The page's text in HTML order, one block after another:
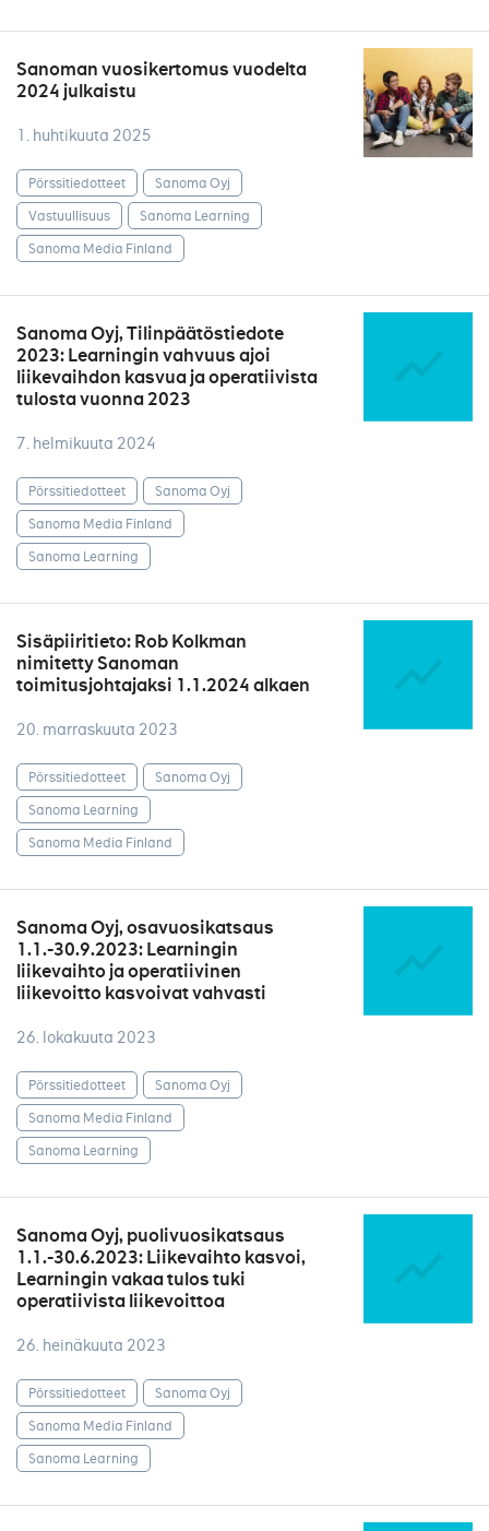
Sanoman vuosikertomus vuodelta
2024 julkaistu
1. huhtikuuta 2025
Pörssitiedotteet
Sanoma Oyj
Vastuullisuus
Sanoma Learning
Sanoma Media Finland
Sanoma Oyj, Tilinpäätöstiedote
2023: Learningin vahvuus ajoi
liikevaihdon kasvua ja operatiivista
tulosta vuonna 2023
7. helmikuuta 2024
Pörssitiedotteet
Sanoma Oyj
Sanoma Media Finland
Sanoma Learning
Sisäpiiritieto: Rob Kolkman
nimitetty Sanoman
toimitusjohtajaksi 1.1.2024 alkaen
20. marraskuuta 2023
Pörssitiedotteet
Sanoma Oyj
Sanoma Learning
Sanoma Media Finland
Sanoma Oyj, osavuosikatsaus
1.1.-30.9.2023: Learningin
liikevaihto ja operatiivinen
liikevoitto kasvoivat vahvasti
26. lokakuuta 2023
Pörssitiedotteet
Sanoma Oyj
Sanoma Media Finland
Sanoma Learning
Sanoma Oyj, puolivuosikatsaus
1.1.-30.6.2023: Liikevaihto kasvoi,
Learningin vakaa tulos tuki
operatiivista liikevoittoa
26. heinäkuuta 2023
Pörssitiedotteet
Sanoma Oyj
Sanoma Media Finland
Sanoma Learning